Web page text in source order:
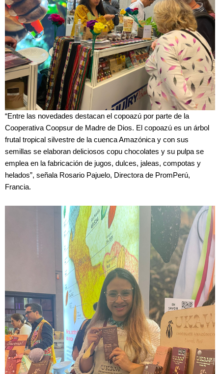
“Entre las novedades destacan el copoazú por parte de la
Cooperativa Coopsur de Madre de Dios. El copoazú es un árbol
frutal tropical silvestre de la cuenca Amazónica y con sus
semillas se elaboran deliciosos copu chocolates y su pulpa se
emplea en la fabricación de jugos, dulces, jaleas, compotas y
helados”, señala Rosario Pajuelo, Directora de PromPerú,
Francia.